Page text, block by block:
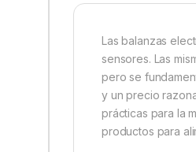
Las balanzas
sensores. Las
pero se
y un precio
prácticas para la
productos para